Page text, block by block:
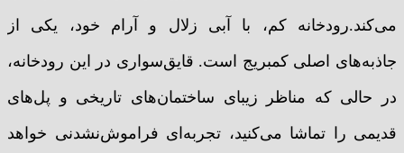
می‌کند.رودخانه کم، با آبی زلال و آرام خود، یکی از
جاذبه‌های اصلی کمبریج است. قایق‌سواری در این رودخانه،
در حالی که مناظر زیبای ساختمان‌های تاریخی و پل‌های
قدیمی را تماشا می‌کنید، تجربه‌ای فراموش‌نشدنی خواهد